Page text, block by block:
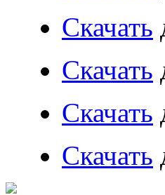
Скачать
Скачать
Скачать
Скачать